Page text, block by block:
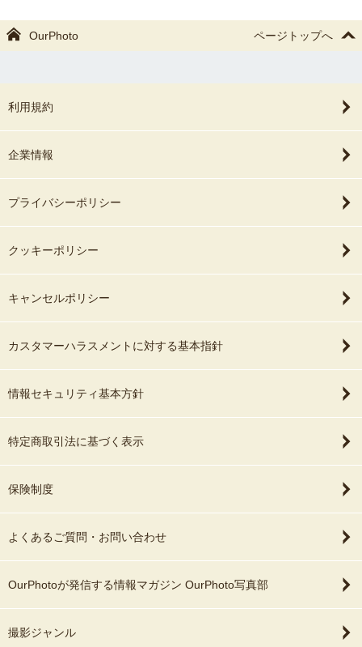
OurPhoto ページトップへ
利用規約
企業情報
プライバシーポリシー
クッキーポリシー
キャンセルポリシー
カスタマーハラスメントに対する基本指針
情報セキュリティ基本方針
特定商取引法に基づく表示
保険制度
よくあるご質問・お問い合わせ
OurPhotoが発信する情報マガジン OurPhoto写真部
撮影ジャンル